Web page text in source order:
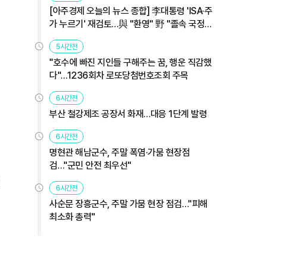
[아주경제 오늘의 뉴스 종합] 李대통령 'ISA·주
가 누르기' 재검토…與 "환영" 野 "졸속 국정"
外
5시간전
"호수에 빠진 지인들 구해주는 꿈, 행운 직감했
다"…1236회차 로또당첨번호조회 주목
6시간전
부산 철강제조 공장서 화재…대응 1단계 발령
6시간전
명현관 해남군수, 주말 폭염·가뭄 현장점
검…"군민 안전 최우선"
6시간전
사순문 장흥군수, 주말 가뭄 현장 점검…"피해
최소화 총력"